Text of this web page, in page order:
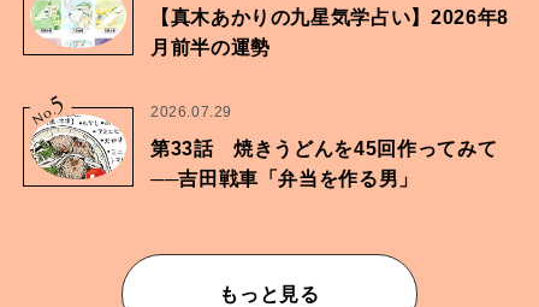
【真木あかりの九星気学占い】2026年8
月前半の運勢
No.
5 2026.07.29
第33話 焼きうどんを45回作ってみて
──吉田戦車「弁当を作る男」
もっと見る